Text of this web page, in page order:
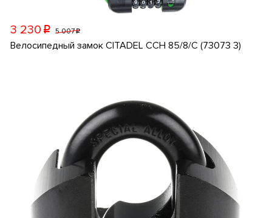
3 230 p 5 007p
Велосипедный замок CITADEL CCH 85/8/C (73073 3)